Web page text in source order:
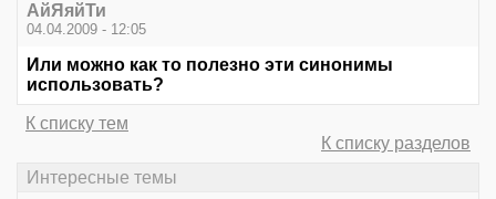
АйЯяйТи
04.04.2009 - 12:05
Или можно как то полезно эти синонимы
использовать?
К списку тем
К списку разделов
Интересные темы